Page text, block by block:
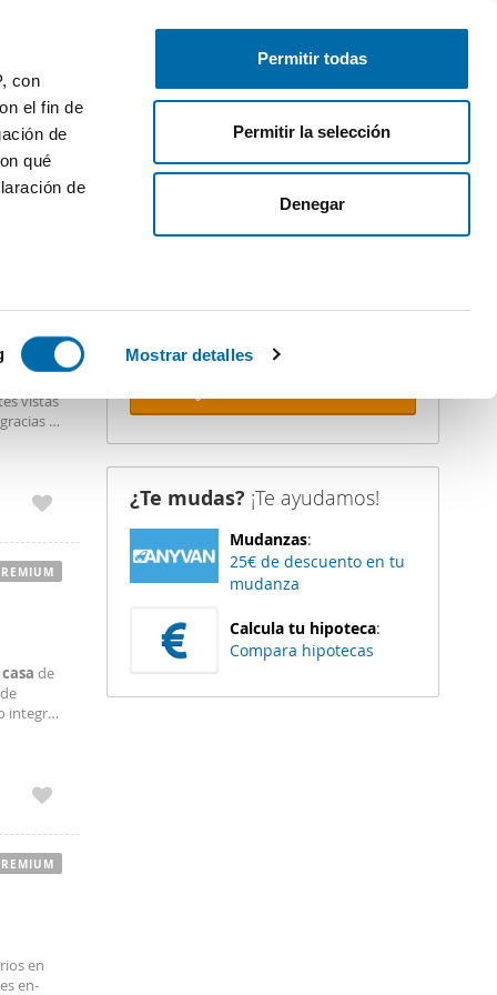
con
el fin de
de
qué
de
(huellas
momento
funciones
del
Mostrar detalles
Permitir todas
Permitir la selección
Denegar
Publica gratis Inicia sesión
vistas
a
casa de
integra
en
en-
No dejes que te adelanten. Recibe en
¿Te mudas? ¡Te ayudamos!
Mudanzas:
25€ de descuento en tu
mudanza
Calcula tu hipoteca:
Compara hipotecas